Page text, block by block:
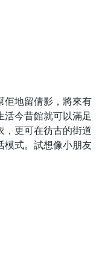
佢地留倩影，將來有
今昔館就可以滿足
，更可在彷古的街道
模式。試想像小朋友